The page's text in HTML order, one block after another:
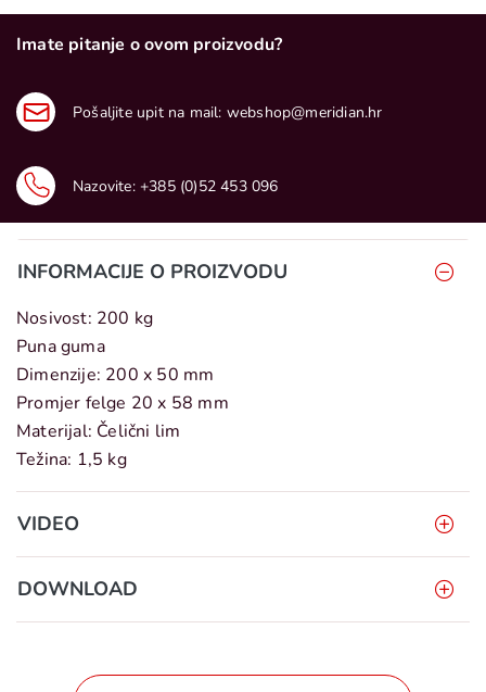
Imate pitanje o ovom proizvodu?
Pošaljite upit na mail: webshop@meridian.hr
Nazovite: +385 (0)52 453 096
INFORMACIJE O PROIZVODU
Nosivost: 200 kg
Puna guma
Dimenzije: 200 x 50 mm
Promjer felge 20 x 58 mm
Materijal: Čelični lim
Težina: 1,5 kg
VIDEO
DOWNLOAD